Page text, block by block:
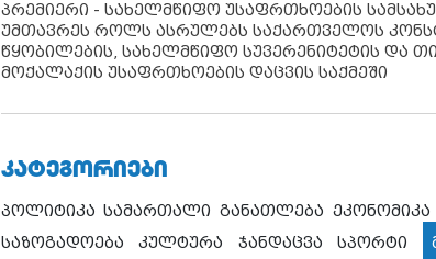
პრემიერი - სახელმწიფო უსაფრთხოების
უმთავრეს როლს ასრულებს საქართველოს
წყობილების, სახელმწიფო სუვერენიტეტის და
მოქალაქის უსაფრთხოების დაცვის საქმეში
ᲙᲐᲢᲔᲒᲝᲠᲘᲔᲑᲘ
პოლიტიკა სამართალი განათლება ეკონომიკა
საზოგადოება
კულტურა ჯანდაცვა სპორტი